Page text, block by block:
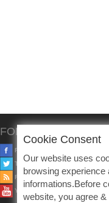
FOLLOW US
FACEBOOK
TWITTER
RSS
YOUTUBE
Cookie Consent
Our website uses
browsing experience
informations.Before
website, you agree